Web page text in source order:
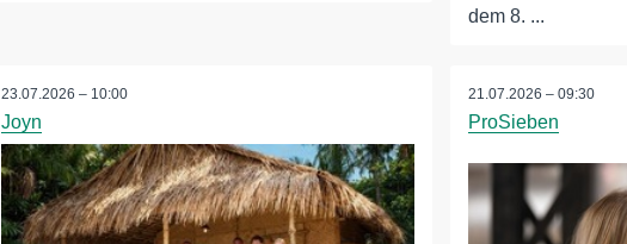
dem 8. ...
23.07.2026 – 10:00
Joyn
21.07.2026 – 09:30
ProSieben